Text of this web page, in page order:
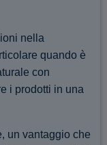
nella
quando è
con
i prodotti in una
un vantaggio che